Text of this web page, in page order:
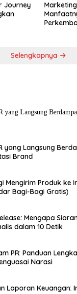
Journey
Selengkapnya
yang Langsung
Brand
Mengirim Produk ke
Bagi-Bagi Gratis)
Mengapa
dalam 10 Detik
PR: Panduan
Narasi
Laporan Keuangan: